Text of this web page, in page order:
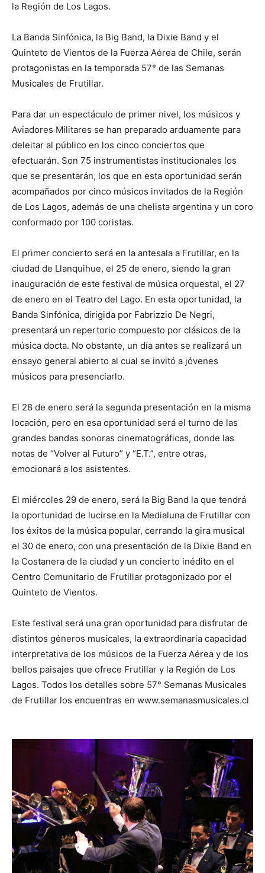
la Región de Los Lagos.
La Banda Sinfónica, la Big Band, la Dixie Band y el
Quinteto de Vientos de la Fuerza Aérea de Chile, serán
protagonistas en la temporada 57° de las Semanas
Musicales de Frutillar.
Para dar un espectáculo de primer nivel, los músicos y
Aviadores Militares se han preparado arduamente para
deleitar al público en los cinco conciertos que
efectuarán. Son 75 instrumentistas institucionales los
que se presentarán, los que en esta oportunidad serán
acompañados por cinco músicos invitados de la Región
de Los Lagos, además de una chelista argentina y un coro
conformado por 100 coristas.
El primer concierto será en la antesala a Frutillar, en la
ciudad de Llanquihue, el 25 de enero, siendo la gran
inauguración de este festival de música orquestal, el 27
de enero en el Teatro del Lago. En esta oportunidad, la
Banda Sinfónica, dirigida por Fabrizzio De Negri,
presentará un repertorio compuesto por clásicos de la
música docta. No obstante, un día antes se realizará un
ensayo general abierto al cual se invitó a jóvenes
músicos para presenciarlo.
El 28 de enero será la segunda presentación en la misma
locación, pero en esa oportunidad será el turno de las
grandes bandas sonoras cinematográficas, donde las
notas de “Volver al Futuro” y “E.T.”, entre otras,
emocionará a los asistentes.
El miércoles 29 de enero, será la Big Band la que tendrá
la oportunidad de lucirse en la Medialuna de Frutillar con
los éxitos de la música popular, cerrando la gira musical
el 30 de enero, con una presentación de la Dixie Band en
la Costanera de la ciudad y un concierto inédito en el
Centro Comunitario de Frutillar protagonizado por el
Quinteto de Vientos.
Este festival será una gran oportunidad para disfrutar de
distintos géneros musicales, la extraordinaria capacidad
interpretativa de los músicos de la Fuerza Aérea y de los
bellos paisajes que ofrece Frutillar y la Región de Los
Lagos. Todos los detalles sobre 57° Semanas Musicales
de Frutillar los encuentras en www.semanasmusicales.cl